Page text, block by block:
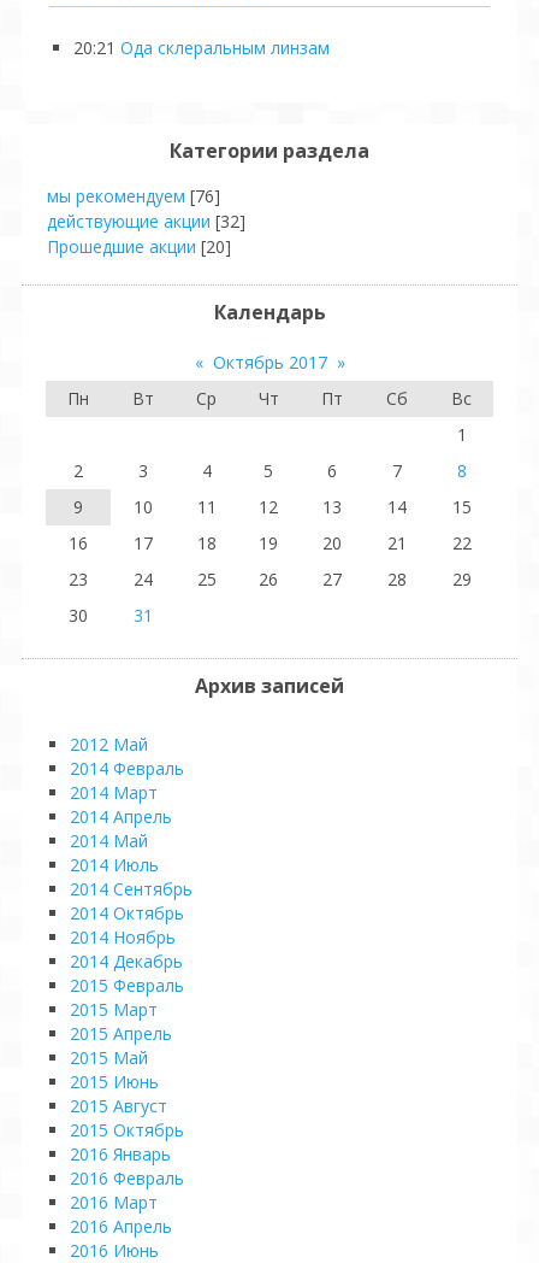
20:21 Ода склеральным линзам
Категории раздела
мы рекомендуем [76]
действующие акции [32]
Прошедшие акции [20]
Календарь
« Октябрь 2017 »
Пн
Вт Ср Чт Пт Сб
Вс
1
2
3 4 5 6 7
8
9
10 11 12 13 14
15
16
17 18 19 20 21
22
23
24 25 26 27 28
29
30
31
Архив записей
2012 Май
2014 Февраль
2014 Март
2014 Апрель
2014 Май
2014 Июль
2014 Сентябрь
2014 Октябрь
2014 Ноябрь
2014 Декабрь
2015 Февраль
2015 Март
2015 Апрель
2015 Май
2015 Июнь
2015 Август
2015 Октябрь
2016 Январь
2016 Февраль
2016 Март
2016 Апрель
2016 Июнь